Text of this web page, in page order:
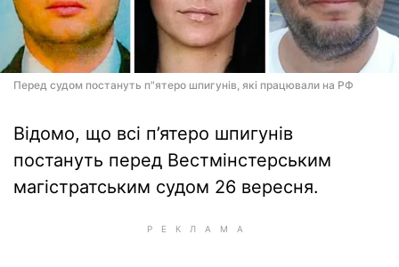
Перед судом постануть п"ятеро шпигунів, які працювали на РФ
Відомо, що всі п’ятеро шпигунів
постануть перед Вестмінстерським
магістратським судом 26 вересня.